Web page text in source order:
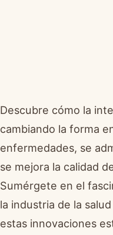
Descubre cómo la
cambiando la forma
enfermedades, se
se mejora la calidad
Sumérgete en el
la industria de la
estas innovaciones